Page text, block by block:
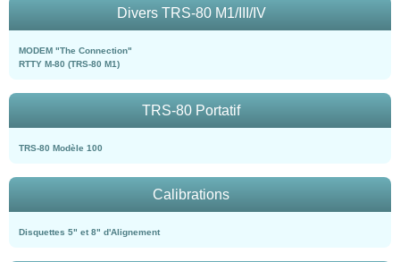
Divers TRS-80 M1/III/IV
MODEM "The Connection"
RTTY M-80 (TRS-80 M1)
TRS-80 Portatif
TRS-80 Modèle 100
Calibrations
Disquettes 5" et 8" d'Alignement